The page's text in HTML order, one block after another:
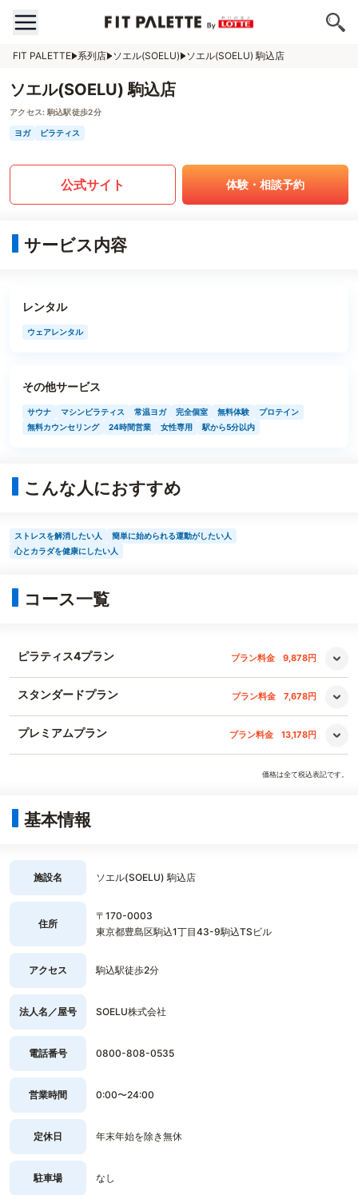
FIT PALETTE 系列店 ソエル(SOELU) ソエル(SOELU) 駒込店
ソエル(SOELU) 駒込店
アクセス: 駒込駅徒歩2分
ヨガ ピラティス
公式サイト 体験・相談予約
サービス内容
レンタル
ウェアレンタル
その他サービス
サウナ マシンピラティス 常温ヨガ 完全個室 無料体験
プロテイン
無料カウンセリング
24時間営業 女性専用 駅から5分以内
こんな人におすすめ
ストレスを解消したい人
簡単に始められる運動がしたい人
心とカラダを健康にしたい人
コース一覧
ピラティス4プラン プラン料金 9,878円
スタンダードプラン プラン料金 7,678円
プレミアムプラン プラン料金 13,178円
価格は全て税込表記です。
基本情報
施設名 ソエル(SOELU) 駒込店
住所
〒170-0003
東京都豊島区駒込1丁目43-9駒込TSビル
アクセス 駒込駅徒歩2分
法人名／屋号 SOELU株式会社
電話番号 0800-808-0535
営業時間 0:00〜24:00
定休日 年末年始を除き無休
駐車場 なし